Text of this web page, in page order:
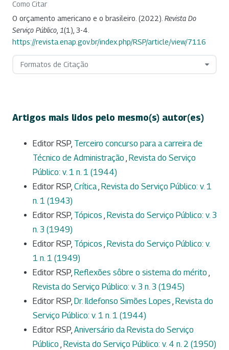
Como Citar
O orçamento americano e o brasileiro. (2022). Revista Do
Serviço Público 1(1), 3-4.
https://revista.enap.gov.br/index.php/RSP/article/view/7116
Formatos de Citação
Artigos mais lidos pelo mesmo(s) autor(es)
Editor RSP, Terceiro concurso para a carreira de
Técnico de Administração , Revista do Serviço
Público: v. 1 n. 1 (1944)
Editor RSP, Crítica, Revista do Serviço Público: v. 1
n. 1 (1943)
Editor RSP, Tópicos , Revista do Serviço Público: v. 3
n. 3 (1949)
Editor RSP, Tópicos , Revista do Serviço Público: v.
1 n. 1 (1949)
Editor RSP, Reflexões sôbre o sistema do mérito ,
Revista do Serviço Público: v. 3 n. 3 (1945)
Editor RSP, Dr. Ildefonso Simões Lopes , Revista do
Serviço Público: v. 1 n. 1 (1944)
Editor RSP, Aniversário da Revista do Serviço
Público , Revista do Serviço Público: v. 4 n. 2 (1950)